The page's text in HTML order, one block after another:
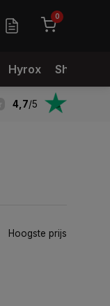
0
Hyrox
Voor 95%
4,7/5
Hoogste prijs